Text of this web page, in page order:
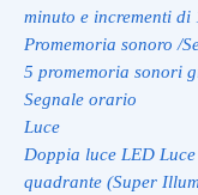
minuto e incrementi di
Promemoria sonoro /
5 promemoria sonori
Segnale orario
Luce
Doppia luce LED
quadrante (Super